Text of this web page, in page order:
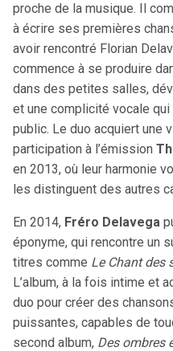
proche de la musique. Il
à écrire ses premières
avoir rencontré Florian
commence à se produire
dans des petites salles,
et une complicité vocale
public. Le duo acquiert une
participation à l’émission
en 2013, où leur harmonie
les distinguent des autres
En 2014, Fréro Delavega
éponyme, qui rencontre un
titres comme Le Chant des
L’album, à la fois intime et
duo pour créer des
puissantes, capables de
second album, Des ombres